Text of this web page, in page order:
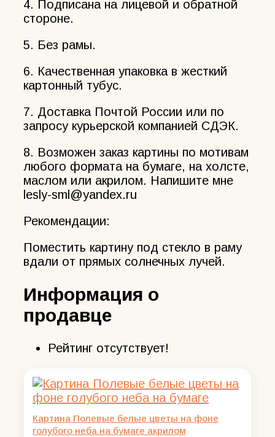
4. Подписана на лицевой и обратной
стороне.
5. Без рамы.
6. Качественная упаковка в жесткий
картонный тубус.
7. Доставка Почтой России или по
запросу курьерской компанией СДЭК.
8. Возможен заказ картины по мотивам
любого формата на бумаге, на холсте,
маслом или акрилом. Напишите мне
lesly-sml@yandex.ru
Рекомендации:
Поместить картину под стекло в раму
вдали от прямых солнечных лучей.
Информация о
продавце
Рейтинг отсутствует!
Картина Полевые белые цветы на фоне
голубого неба на бумаге акрилом